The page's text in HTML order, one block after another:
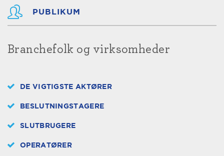
PUBLIKUM
Branchefolk og virksomheder
DE VIGTIGSTE AKTØRER
BESLUTNINGSTAGERE
SLUTBRUGERE
OPERATØRER